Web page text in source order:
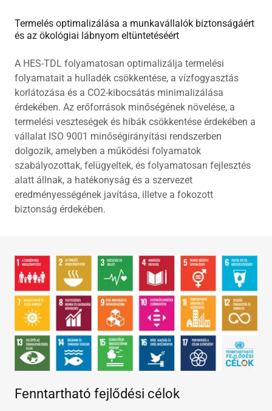
Termelés optimalizálása a munkavállalók biztonságáért
és az ökológiai lábnyom eltüntetéséért
A HES-TDL folyamatosan optimalizálja termelési
folyamatait a hulladék csökkentése, a vízfogyasztás
korlátozása és a CO2-kibocsátás minimalizálása
érdekében. Az erőforrások minőségének növelése, a
termelési veszteségek és hibák csökkentése érdekében a
vállalat ISO 9001 minőségirányítási rendszerben
dolgozik, amelyben a működési folyamatok
szabályozottak, felügyeltek, és folyamatosan fejlesztés
alatt állnak, a hatékonyság és a szervezet
eredményességének javítása, illetve a fokozott
biztonság érdekében.
Fenntartható fejlődési célok